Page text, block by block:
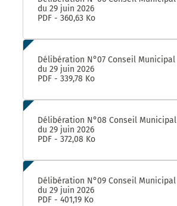
du 29 juin 2026
PDF - 360,63 Ko
Délibération N°07 Conseil Municipal
du 29 juin 2026
PDF - 339,78 Ko
Délibération N°08 Conseil Municipal
du 29 juin 2026
PDF - 372,08 Ko
Délibération N°09 Conseil Municipal
du 29 juin 2026
PDF - 401,19 Ko